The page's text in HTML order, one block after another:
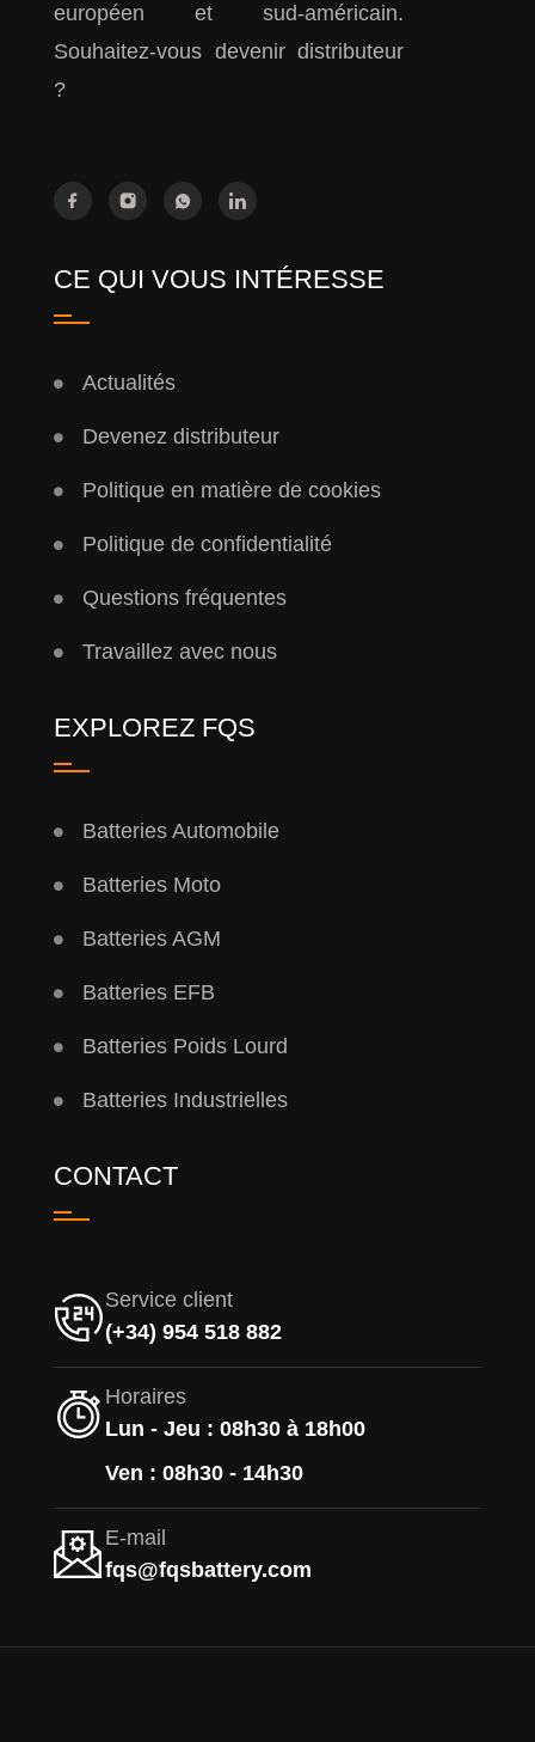
européen et sud-américain.
Souhaitez-vous devenir distributeur
?
CE QUI VOUS INTÉRESSE
Actualités
Devenez distributeur
Politique en matière de cookies
Politique de confidentialité
Questions fréquentes
Travaillez avec nous
EXPLOREZ FQS
Batteries Automobile
Batteries Moto
Batteries AGM
Batteries EFB
Batteries Poids Lourd
Batteries Industrielles
CONTACT
Service client
(+34) 954 518 882
Horaires
Lun - Jeu : 08h30 à 18h00
Ven : 08h30 - 14h30
E-mail
fqs@fqsbattery.com